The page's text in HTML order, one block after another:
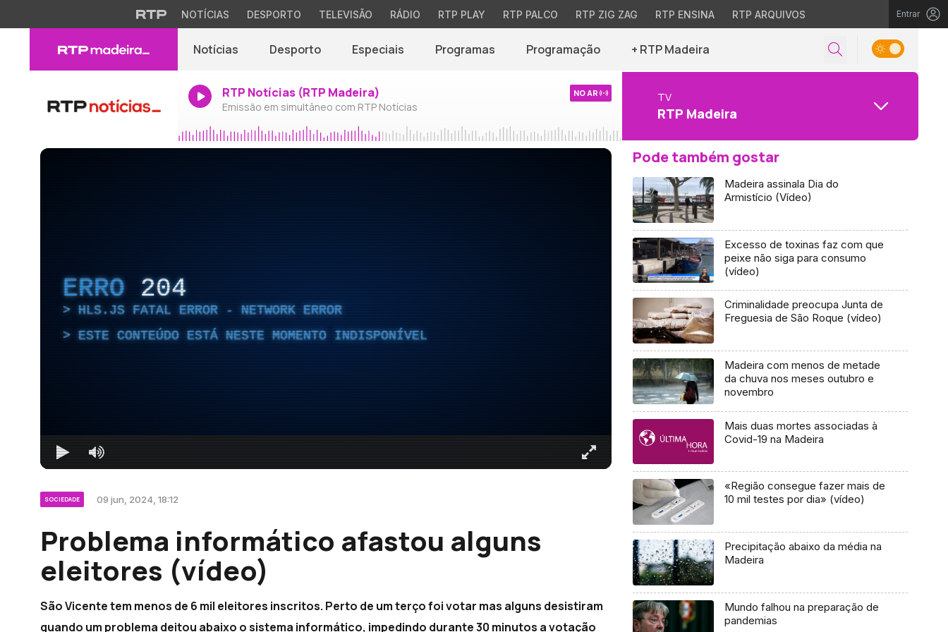
NOTÍCIAS DESPORTO TELEVISÃO RÁDIO RTP PLAY RTP PALCO RTP ZIG ZAG RTP ENSINA RTP ARQUIVOS Entrar
Notícias Desporto Especiais Programas Programação + RTP Madeira
RTP Notícias (RTP Madeira)
Emissão em simultâneo com RTP Notícias
NO AR TV
RTP Madeira
ERRO 204
HLS.JS FATAL ERROR - NETWORK ERROR
ESTE CONTEÚDO ESTÁ NESTE MOMENTO INDISPONÍVEL
SOCIEDADE 09 jun, 2024, 18:12
Problema informático afastou alguns
eleitores (vídeo)
São Vicente tem menos de 6 mil eleitores inscritos. Perto de um terço foi votar mas alguns desistiram
quando um problema deitou abaixo o sistema informático, impedindo durante 30 minutos a votação
Pode também gostar
Madeira assinala Dia do
Armistício (Vídeo)
Excesso de toxinas faz com que
peixe não siga para consumo
(vídeo)
Criminalidade preocupa Junta de
Freguesia de São Roque (vídeo)
Madeira com menos de metade
da chuva nos meses outubro e
novembro
Mais duas mortes associadas à
Covid-19 na Madeira
«Região consegue fazer mais de
10 mil testes por dia» (vídeo)
Precipitação abaixo da média na
Madeira
Mundo falhou na preparação de
pandemias